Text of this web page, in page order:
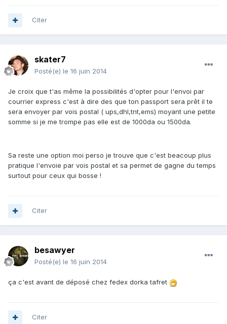
Citer
skater7
Posté(e) le 16 juin 2014
Je croix que t'as même la possibilités d'opter pour l'envoi par
courrier express c'est à dire des que ton passport sera prêt il te
sera envoyer par vois postal ( ups,dhl,tnt,ems) moyant une petite
somme si je me trompe pas elle est de 1000da ou 1500da.
Sa reste une option moi perso je trouve que c'est beacoup plus
pratique l'envoie par vois postal et sa permet de gagne du temps
surtout pour ceux qui bosse !
Citer
besawyer
Posté(e) le 16 juin 2014
ça c'est avant de déposé chez fedex dorka tafret
Citer